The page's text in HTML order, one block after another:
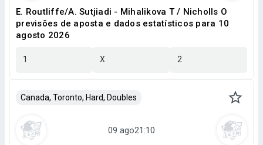
E. Routliffe/A. Sutjiadi - Mihalikova T / Nicholls O
previsões de aposta e dados estatísticos para 10
agosto 2026
1 X 2
Canada, Toronto, Hard, Doubles